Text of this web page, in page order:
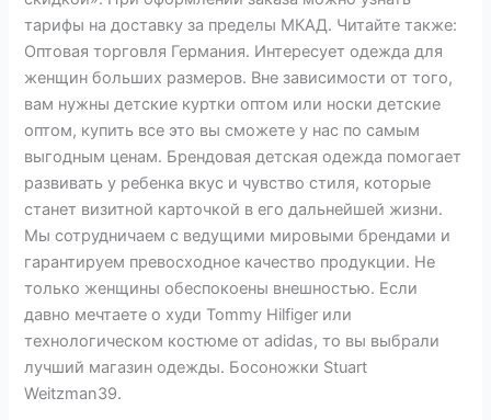
тарифы на доставку за пределы МКАД. Читайте также:
Оптовая торговля Германия. Интересует одежда для
женщин больших размеров. Вне зависимости от того,
вам нужны детские куртки оптом или носки детские
оптом, купить все это вы сможете у нас по самым
выгодным ценам. Брендовая детская одежда помогает
развивать у ребенка вкус и чувство стиля, которые
станет визитной карточкой в его дальнейшей жизни.
Мы сотрудничаем с ведущими мировыми брендами и
гарантируем превосходное качество продукции. Не
только женщины обеспокоены внешностью. Если
давно мечтаете о худи Tommy Hilfiger или
технологическом костюме от adidas, то вы выбрали
лучший магазин одежды. Босоножки Stuart
Weitzman39.